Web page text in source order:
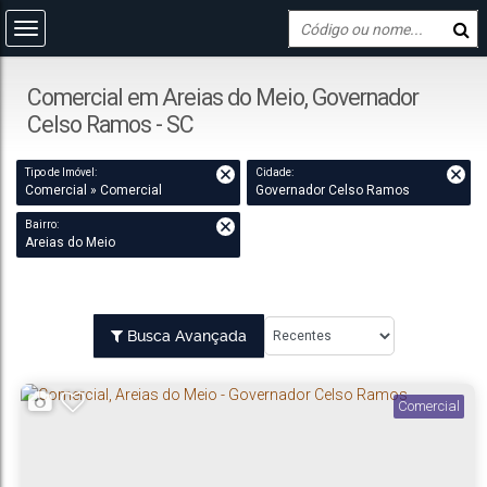
Comercial em Areias do Meio, Governador
Celso Ramos - SC
Tipo de Imóvel:
Comercial » Comercial
Cidade:
Governador Celso Ramos
Bairro:
Areias do Meio
Busca Avançada
Comercial